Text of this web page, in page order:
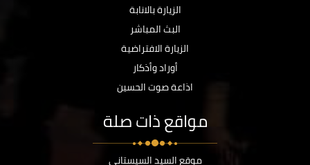
الزيارة بالانابة
البث المباشر
الزيارة الافتراضية
أوراد وأذكار
اذاعة صوت الحسين
مواقع ذات صلة
موقع السيد السيستاني